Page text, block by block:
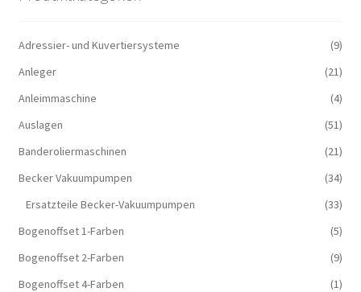
Adressier- und Kuvertiersysteme
(9)
Anleger
(21)
Anleimmaschine
(4)
Auslagen
(51)
Banderoliermaschinen
(21)
Becker Vakuumpumpen
(34)
Ersatzteile Becker-Vakuumpumpen
(33)
Bogenoffset 1-Farben
(5)
Bogenoffset 2-Farben
(9)
Bogenoffset 4-Farben
(1)